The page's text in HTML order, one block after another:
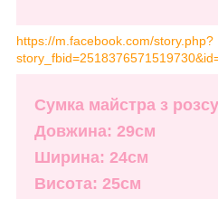
https://m.facebook.com/story.php?
Сумка майстра з
Довжина: 29см
Ширина: 24см
Висота: 25см